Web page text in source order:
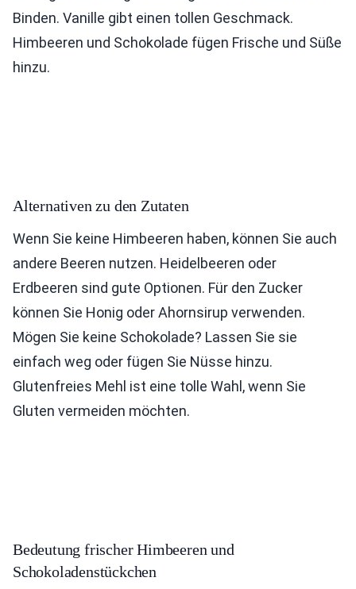
Binden. Vanille gibt einen tollen Geschmack.
Himbeeren und Schokolade fügen Frische und Süße
hinzu.
Alternativen zu den Zutaten
Wenn Sie keine Himbeeren haben, können Sie auch
andere Beeren nutzen. Heidelbeeren oder
Erdbeeren sind gute Optionen. Für den Zucker
können Sie Honig oder Ahornsirup verwenden.
Mögen Sie keine Schokolade? Lassen Sie sie
einfach weg oder fügen Sie Nüsse hinzu.
Glutenfreies Mehl ist eine tolle Wahl, wenn Sie
Gluten vermeiden möchten.
Bedeutung frischer Himbeeren und
Schokoladenstückchen